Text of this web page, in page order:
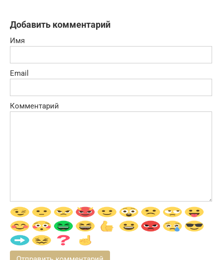
Добавить комментарий
Имя
Email
Комментарий